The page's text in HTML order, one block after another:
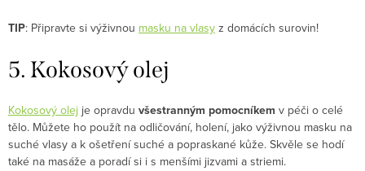
TIP: Připravte si výživnou masku na vlasy z domácích surovin!
5. Kokosový olej
Kokosový olej je opravdu všestranným pomocníkem v péči o celé
tělo. Můžete ho použít na odličování, holení, jako výživnou masku na
suché vlasy a k ošetření suché a popraskané kůže. Skvěle se hodí
také na masáže a poradí si i s menšími jizvami a striemi.